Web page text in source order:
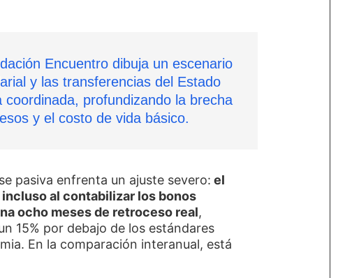
Encuentro dibuja un escenario
y las transferencias del Estado
profundizando la brecha
y el costo de vida básico.
pasiva enfrenta un ajuste severo: el
al contabilizar los bonos
ocho meses de retroceso real,
15% por debajo de los estándares
En la comparación interanual, está